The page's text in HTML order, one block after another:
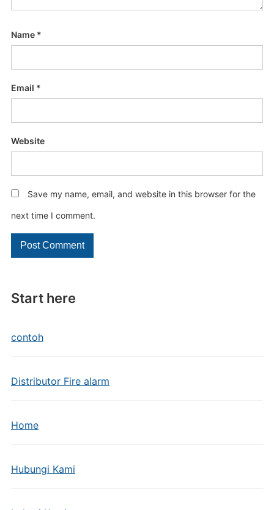
Start here
contoh
Distributor Fire alarm
Home
Hubungi Kami
Name *
Email *
Website
Save my name, email, and website in this browser for the
next time I comment.